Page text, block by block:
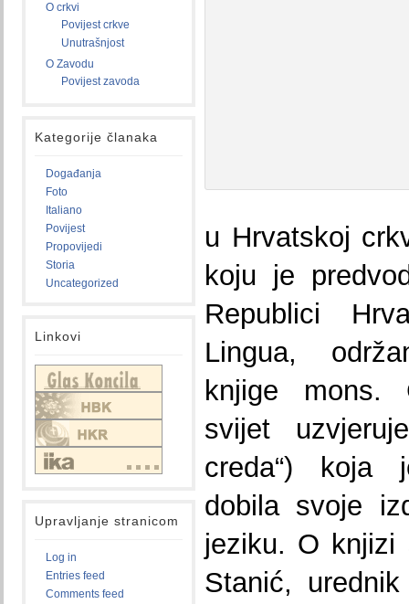
O crkvi
Povijest crkve
Unutrašnjost
O Zavodu
Povijest zavoda
Kategorije članaka
Događanja
Foto
Italiano
Povijest
Propovijedi
Storia
Uncategorized
Linkovi
Upravljanje stranicom
Log in
Entries feed
Comments feed
u Hrvatskoj
koju je
Republici
Lingua,
knjige mons.
svijet
creda“) koja
dobila svoje
jeziku. O knjizi
Stanić,